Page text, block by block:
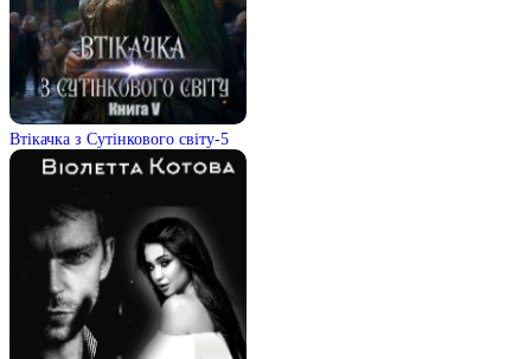
Втікачка з Сутінкового світу-5